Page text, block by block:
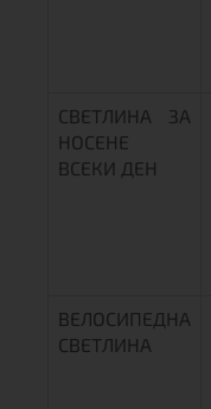
СВЕТЛИНА ЗА
НОСЕНЕ
ВСЕКИ ДЕН
ВЕЛОСИПЕДНА
СВЕТЛИНА